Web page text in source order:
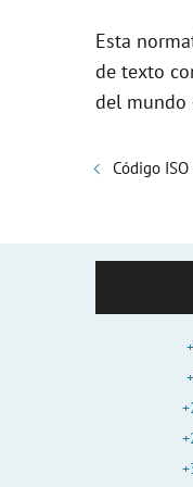
Esta
de texto
del mundo
Código